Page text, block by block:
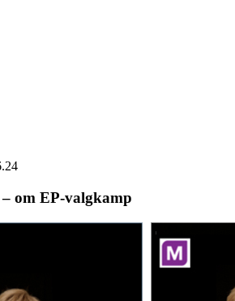
om EP-valgkamp